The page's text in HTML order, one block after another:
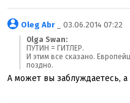
Oleg Abr_ 03.06.2014 07:22
Olga Swan:
ПУТИН = ГИТЛЕР.
И этим все сказано.
поздно.
А может вы заблуждаетесь,